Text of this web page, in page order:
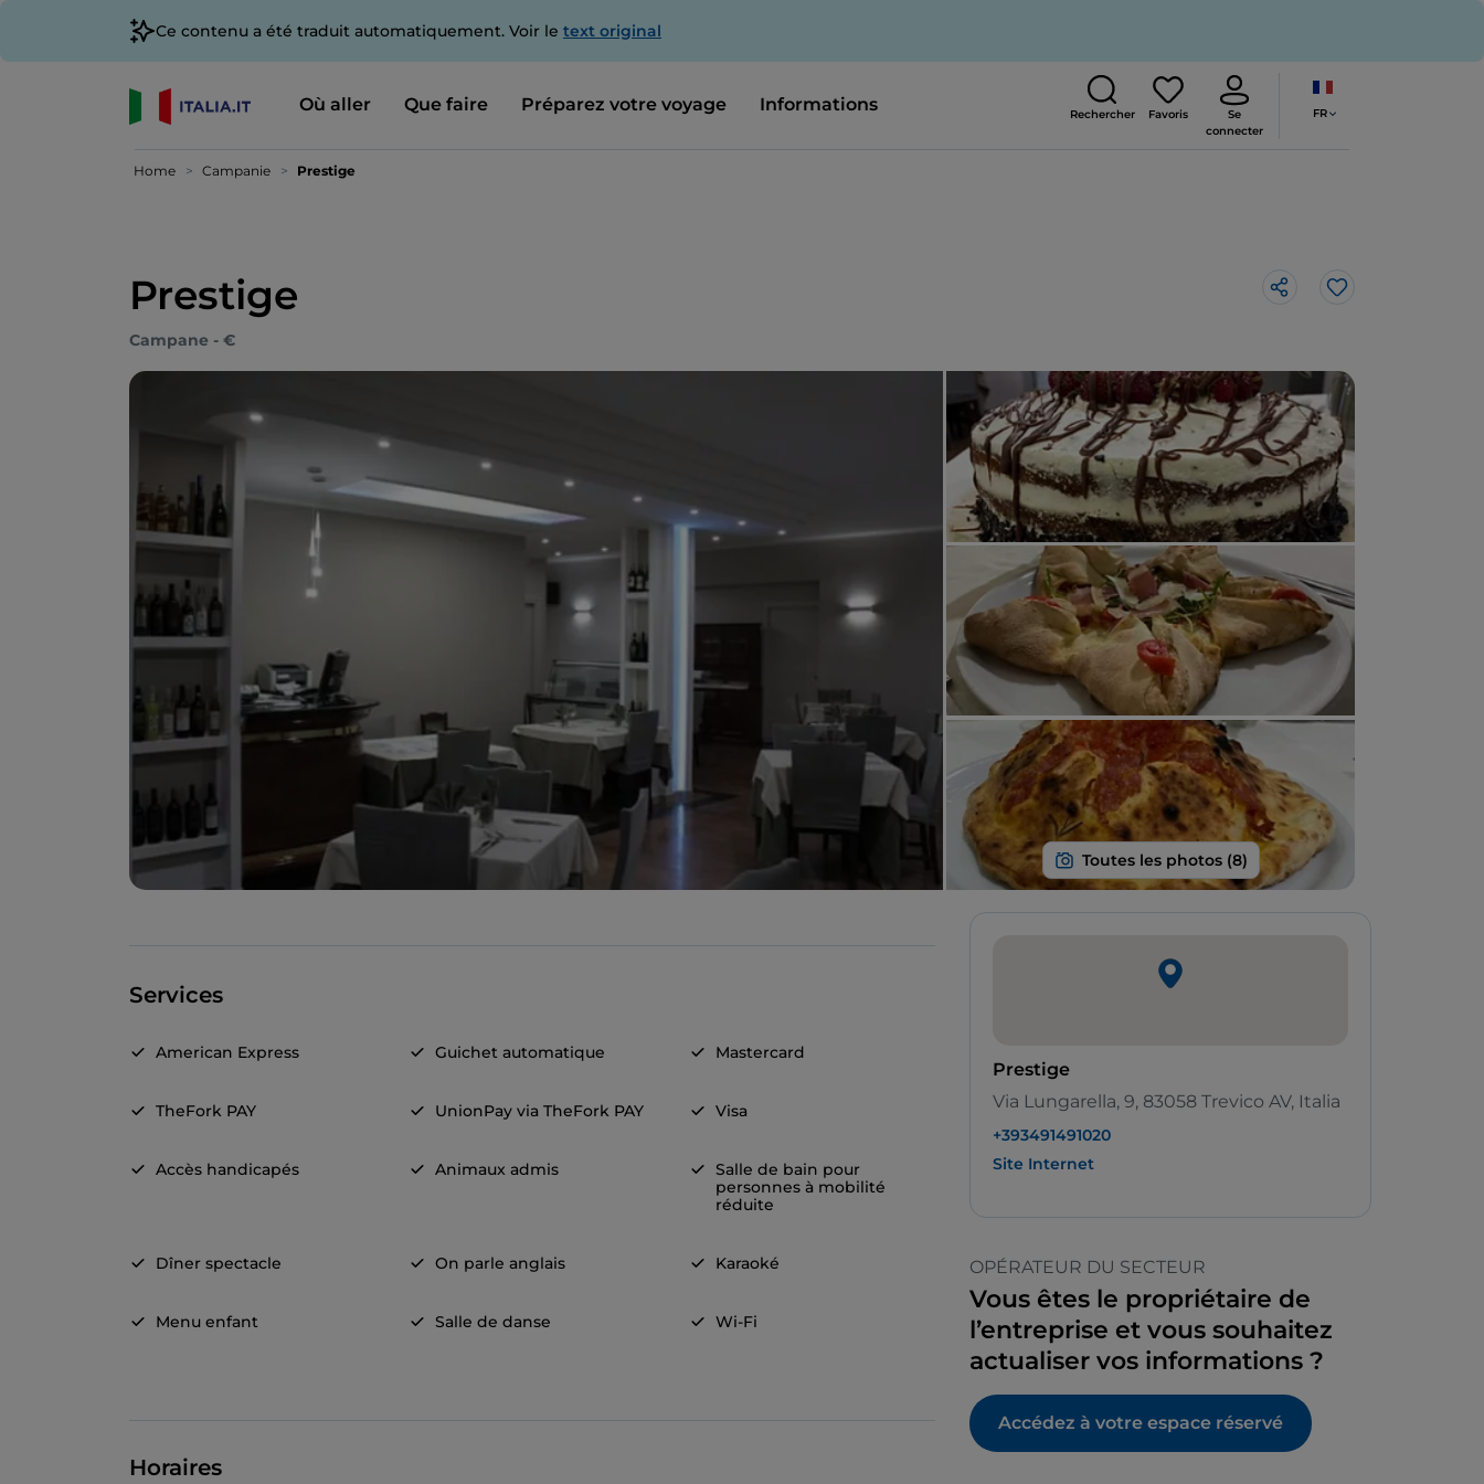
Ce contenu a été traduit automatiquement. Voir le text original
Où aller Que faire Préparez votre voyage Informations Rechercher Favoris
Se
connecter
FR
Home Campanie Prestige
Prestige J’aime
Campane - €
Services
American Express Guichet automatique Mastercard
TheFork PAY UnionPay via TheFork PAY Visa
Accès handicapés Animaux admis
Salle de bain pour
personnes à mobilité
réduite
Dîner spectacle On parle anglais Karaoké
Menu enfant Salle de danse Wi-Fi
Horaires
Prestige
Via Lungarella, 9, 83058 Trevico AV, Italia
+393491491020
Site Internet
OPÉRATEUR DU SECTEUR
Vous êtes le propriétaire de
l’entreprise et vous souhaitez
actualiser vos informations ?
Accédez à votre espace réservé